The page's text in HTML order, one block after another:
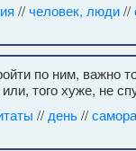
//человек, люди//
по ним, важно
того хуже, не
// день//